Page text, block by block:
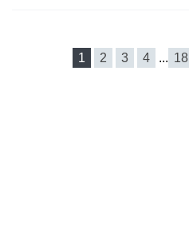
1 2 3 4 ... 18